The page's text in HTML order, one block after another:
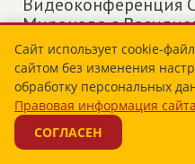
Миронова с
Оюном
видео
Сайт использует cookie-
сайтом без изменения
обработку персональных
Правовая информация сайта
СОГЛАСЕН